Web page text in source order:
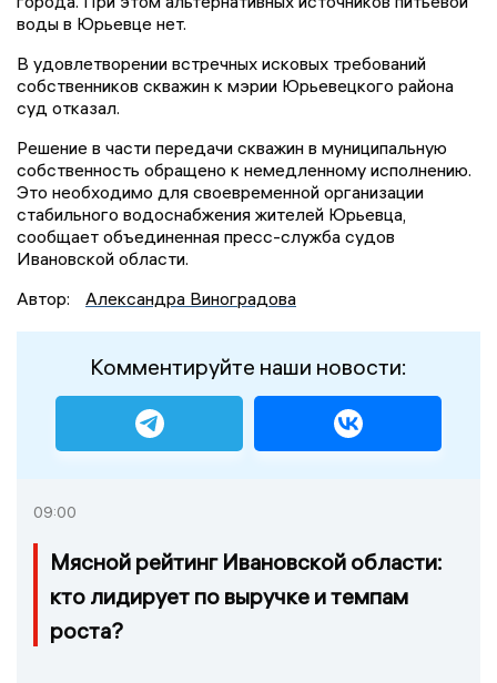
воды в Юрьевце нет.
В удовлетворении встречных исковых требований
собственников скважин к мэрии Юрьевецкого района
суд отказал.
Решение в части передачи скважин в муниципальную
собственность обращено к немедленному исполнению.
Это необходимо для своевременной организации
стабильного водоснабжения жителей Юрьевца,
сообщает объединенная пресс-служба судов
Ивановской области.
Автор:
Александра Виноградова
Комментируйте наши новости:
09:00
Мясной рейтинг Ивановской области:
кто лидирует по выручке и темпам
роста?